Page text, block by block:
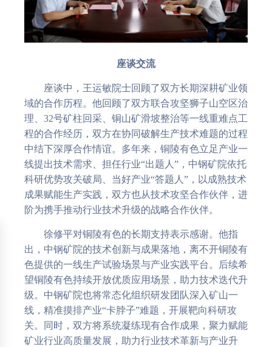
座谈交流
座谈中，王运敏院士回顾了双方长期深耕矿业领
域的合作历程。他回顾了双方联合攻坚狮子山空区治
理、32号矿柱回采、铜山矿滑坡整治等一线重难点工
程的合作经历，双方在协同破解生产技术难题的过程
中结下深厚合作情谊。多年来，铜陵有色立足产业一
线提出技术需求、担任行业“出题人”，中钢矿院依托
科研优势攻关破局、当好产业“答题人”，以成熟技术
成果赋能生产实践，双方也从技术攻坚合作伙伴，进
阶为携手推动行业技术升级的战略合作伙伴。
徐修平对铜陵有色的长期支持表示感谢。他指
出，中钢矿院的技术创新与成果落地，离不开铜陵有
色提供的一线生产试验场景与产业实践平台。后续希
望铜陵有色持续开放优质应用场景，助力技术迭代升
级。中钢矿院也将常态化组织研发团队深入矿山一
线，精准摸排产业“卡脖子”难题，开展靶向科研攻
关。同时，双方将系统凝练现有合作成果，聚力赋能
矿业行业高质量发展，助力行业技术革新与产业升